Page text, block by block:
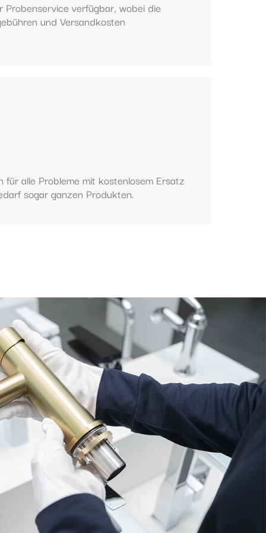
Probenservice verfügbar, wobei die
und Versandkosten
für alle Probleme mit kostenlosem Ersatz
sogar ganzen Produkten.